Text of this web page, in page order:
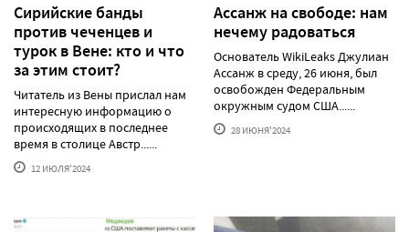
Сирийские банды
против чеченцев и
турок в Вене: кто и что
за этим стоит?
Читатель из Вены прислал нам
интересную информацию о
происходящих в последнее
время в столице Австр......
12 ИЮЛЯ'2024
Ассанж на свободе: нам
нечему радоваться
Основатель WikiLeaks Джулиан
Ассанж в среду, 26 июня, был
освобожден Федеральным
окружным судом США......
28 ИЮНЯ'2024